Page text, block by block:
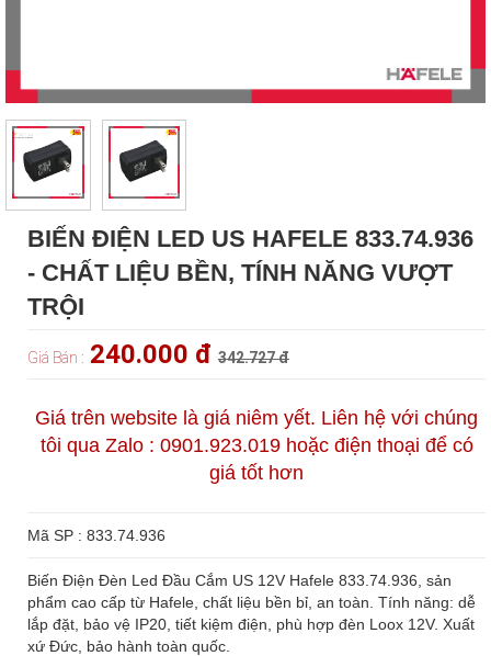
BIẾN ĐIỆN LED US HAFELE 833.74.936
- CHẤT LIỆU BỀN, TÍNH NĂNG VƯỢT
TRỘI
Giá Bán : 240.000 đ 342.727 đ
Giá trên website là giá niêm yết. Liên hệ với chúng
tôi qua Zalo : 0901.923.019 hoặc điện thoại để có
giá tốt hơn
Mã SP : 833.74.936
Biến Điện Đèn Led Đầu Cắm US 12V Hafele 833.74.936, sản
phẩm cao cấp từ Hafele, chất liệu bền bỉ, an toàn. Tính năng: dễ
lắp đặt, bảo vệ IP20, tiết kiệm điện, phù hợp đèn Loox 12V. Xuất
xứ Đức, bảo hành toàn quốc.